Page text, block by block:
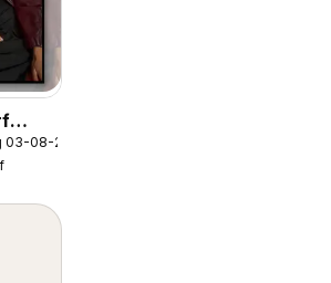
03-08-2026